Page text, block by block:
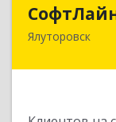
Ялуторовск
627010,